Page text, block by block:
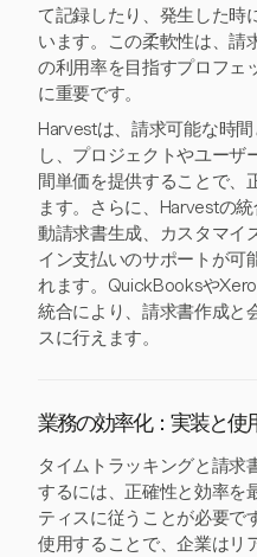
て記録したり、発生した時
います。この柔軟性は、請
の利用率を目指すプロフェ
に重要です。
Harvestは、請求可能な時
し、プロジェクトやユーザ
間単価を提供することで、
ます。さらに、Harvestの
動請求書生成、カスタマイ
イン支払いのサポートが可
れます。QuickBooksや
統合により、請求書作成と
スに行えます。
業務の効率化：実装と使
タイムトラッキングと請求
するには、正確性と効率を
ティスに従うことが必要で
使用することで、企業はリ